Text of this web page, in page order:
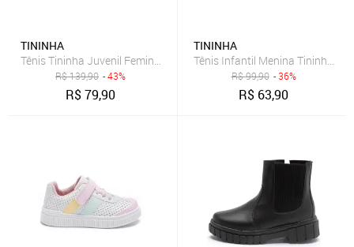
TININHA
Tênis Tininha Juvenil Feminino Menina Escolar Branco
R$139,90 - 43%
R$79,90
TININHA
Tênis Infantil Menina Tininha
R$99,90 - 36%
R$ 63,90